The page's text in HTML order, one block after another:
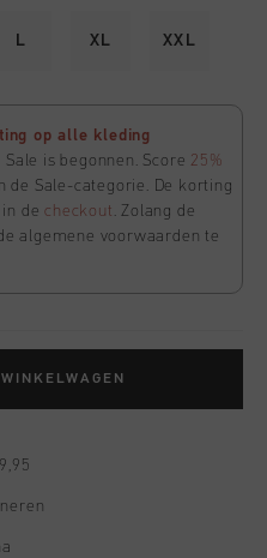
L XL XXL
op alle kleding
is begonnen. Score 25%
de Sale-categorie. De korting
in decheckout . Zolang de
algemene voorwaarden te